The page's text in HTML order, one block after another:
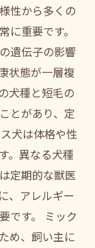
性から多くの
重要です。
遺伝子の影響
状態が一層複
犬種と短毛の
とがあり、定
犬は体格や性
。異なる犬種
定期的な獣医
、アレルギー
です。 ミック
め、飼い主に